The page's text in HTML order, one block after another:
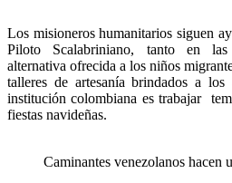
Los misioneros humanitarios siguen
Piloto Scalabriniano, tanto en las
alternativa ofrecida a los niños
talleres de artesanía brindados a
institución colombiana es trabajar
fiestas navideñas.
Caminantes venezolanos hacen